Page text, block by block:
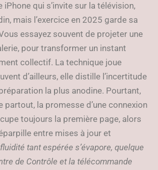
iPhone qui s’invite sur la télévision,
mais l’exercice en 2025 garde sa
essayez souvent de projeter une
pour transformer un instant
collectif. La technique joue
d’ailleurs, elle distille l’incertitude
la plus anodine. Pourtant,
partout, la promesse d’une connexion
toujours la première page, alors
entre mises à jour et
tant espérée s’évapore, quelque
de Contrôle et la télécommande